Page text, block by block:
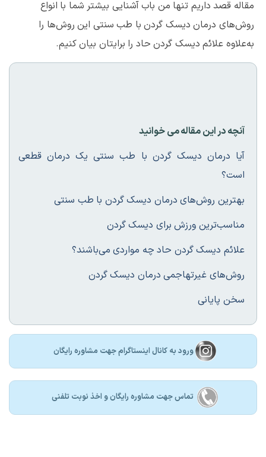
مقاله قصد داریم تنها من باب آشنایی بیشتر شما با انواع
روش‌های درمان دیسک گردن با طب سنتی این روش‌ها را
به‌علاوه علائم دیسک گردن حاد را برایتان بیان کنیم.
آنچه در این مقاله می خوانید
آیا درمان دیسک گردن با طب سنتی یک درمان قطعی
است؟
بهترین روش‌های درمان دیسک گردن با طب سنتی
مناسب‌ترین ورزش برای دیسک گردن
علائم دیسک گردن حاد چه مواردی می‌باشند؟
روش‌های غیرتهاجمی درمان دیسک گردن
سخن پایانی
ورود به کانال اینستاگرام جهت مشاوره رایگان
تماس جهت مشاوره رايگان و اخذ نوبت تلفنی